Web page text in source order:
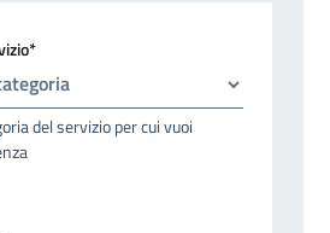
del servizio per cui vuoi